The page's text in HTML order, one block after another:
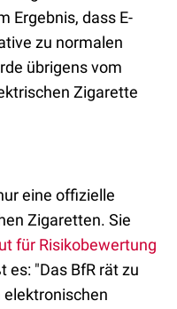
Ergebnis, dass E-
zu normalen
übrigens vom
Zigarette
eine offizielle
Zigaretten. Sie
für Risikobewertung
"Das BfR rät zu